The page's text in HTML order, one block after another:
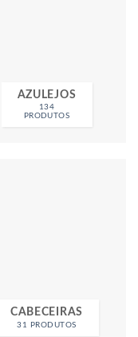
AZULEJOS
134
PRODUTOS
CABECEIRAS
31 PRODUTOS